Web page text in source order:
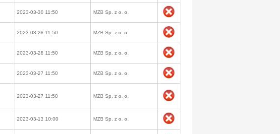
2023-03-30 11:50 MZB Sp. z o. o.
2023-03-28 11:50 MZB Sp. z o. o.
2023-03-28 11:50 MZB Sp. z o. o.
2023-03-27 11:50 MZB Sp. z o. o.
2023-03-27 11:50 MZB Sp. z o. o.
2023-03-13 10:00 MZB Sp. z o. o.